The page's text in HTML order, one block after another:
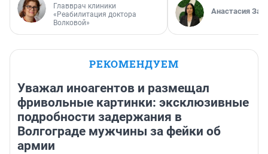
Главврач клиники
«Реабилитация доктора
Волковой»
Анастасия
РЕКОМЕНДУЕМ
Уважал иноагентов и размещал
фривольные картинки: эксклюзивные
подробности задержания в
Волгограде мужчины за фейки об
армии